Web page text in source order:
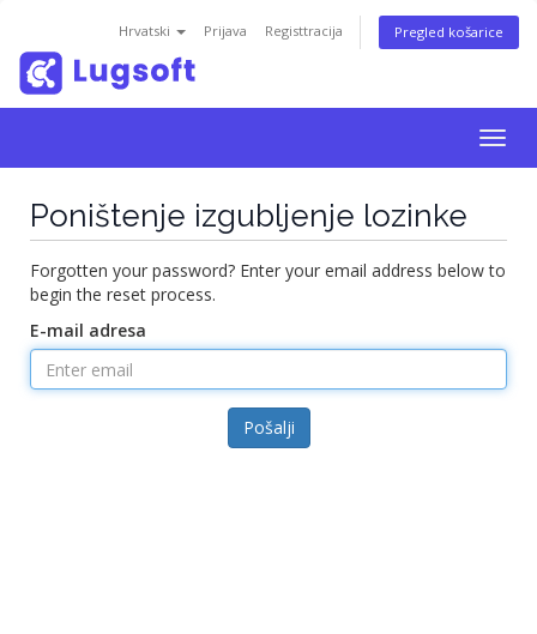
Hrvatski Prijava Registtracija Pregled košarice
Poništenje izgubljenje lozinke
Forgotten your password? Enter your email address below to
begin the reset process.
E-mail adresa
Pošalji